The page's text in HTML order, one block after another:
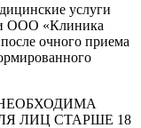
услуги
ООО «Клиника
очного приема
ЛИЦ СТАРШЕ 18